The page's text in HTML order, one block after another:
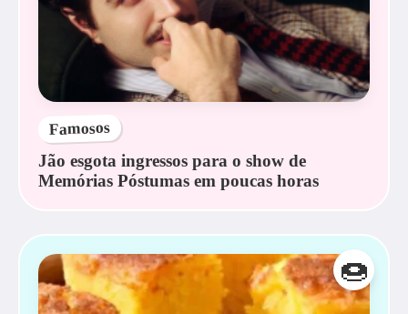
Famosos
Jão esgota ingressos para o show de
Memórias Póstumas em poucas horas
🍩